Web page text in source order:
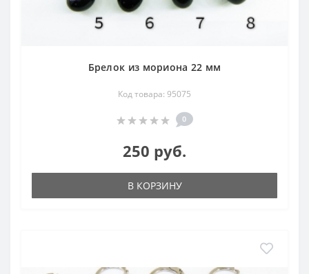
Брелок из мориона 22 мм
Код товара: 95075
0
250 руб.
В КОРЗИНУ